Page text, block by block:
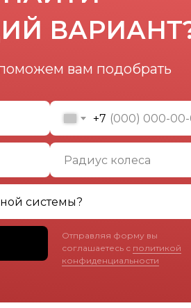
вам подобрать
+7
Отправляя форму вы
соглашаетесь с политикой
конфиденциальности